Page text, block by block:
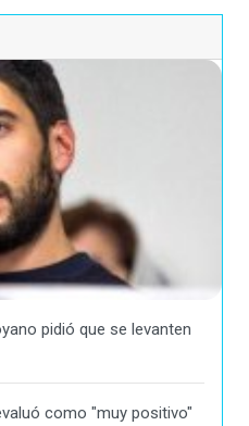
pidió que se levanten
como "muy positivo"